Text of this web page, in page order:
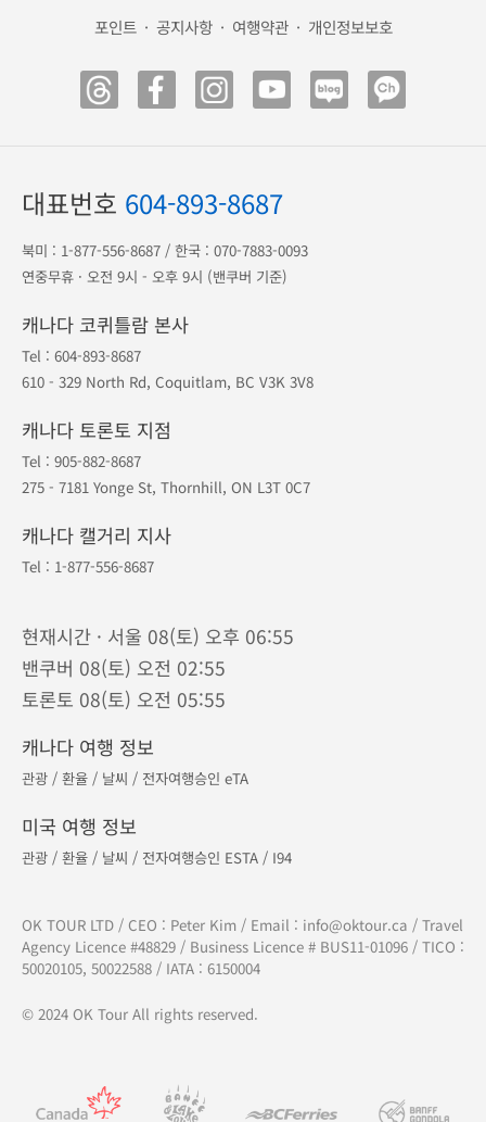
포인트 · 공지사항 · 여행약관 · 개인정보보호
대표번호 604-893-8687
북미 : 1-877-556-8687 / 한국 : 070-7883-0093
연중무휴 · 오전 9시 - 오후 9시 (밴쿠버 기준)
캐나다 코퀴틀람 본사
Tel : 604-893-8687
610 - 329 North Rd, Coquitlam, BC V3K 3V8
캐나다 토론토 지점
Tel : 905-882-8687
275 - 7181 Yonge St, Thornhill, ON L3T 0C7
캐나다 캘거리 지사
Tel : 1-877-556-8687
현재시간 · 서울 08(토) 오후 06:55
밴쿠버 08(토) 오전 02:55
토론토 08(토) 오전 05:55
캐나다 여행 정보
관광 / 환율 / 날씨 / 전자여행승인 eTA
미국 여행 정보
관광 / 환율 / 날씨 / 전자여행승인 ESTA / I94
OK TOUR LTD / CEO : Peter Kim / Email : info@oktour.ca / Travel
Agency Licence #48829 / Business Licence # BUS11-01096 / TICO :
50020105, 50022588 / IATA : 6150004
© 2024 OK Tour All rights reserved.